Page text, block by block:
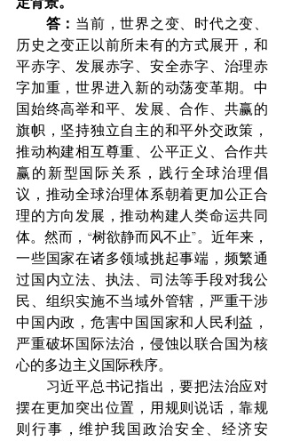
答： 当前，世界之变、时代之变、
历史之变正以前所未有的方式展开，和
平赤字、发展赤字、安全赤字、治理赤
字加重，世界进入新的动荡变革期。中
国始终高举和平、发展、合作、共赢的
旗帜，坚持独立自主的和平外交政策，
推动构建相互尊重、公平正义、合作共
赢的新型国际关系，践行全球治理倡
议，推动全球治理体系朝着更加公正合
理的方向发展，推动构建人类命运共同
体。然而，“树欲静而风不止”。近年来，
一些国家在诸多领域挑起事端，频繁通
过国内立法、执法、司法等手段对我公
民、组织实施不当域外管辖，严重干涉
中国内政，危害中国国家和人民利益，
严重破坏国际法治，侵蚀以联合国为核
心的多边主义国际秩序。
习近平总书记指出，要把法治应对
摆在更加突出位置，用规则说话，靠规
则行事，维护我国政治安全、经济安